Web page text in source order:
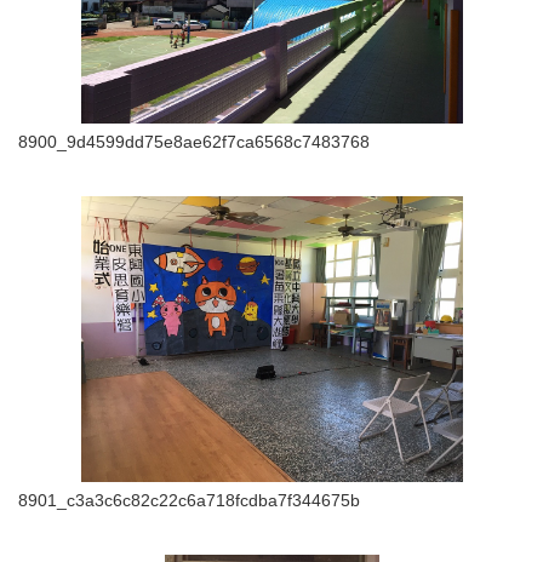
8900_9d4599dd75e8ae62f7ca6568c7483768
8901_c3a3c6c82c22c6a718fcdba7f344675b